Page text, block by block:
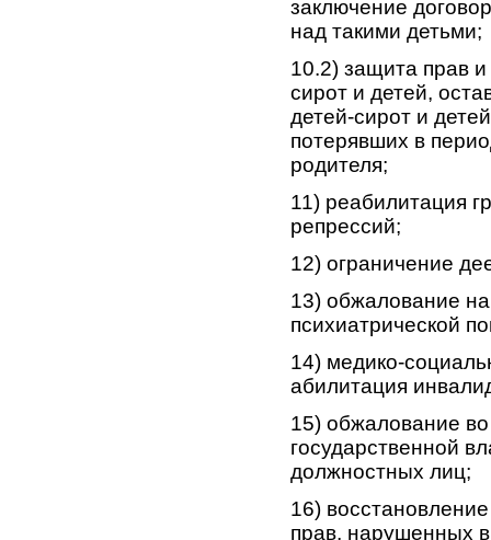
заключение
над такими детьми;
10.2) защита прав
сирот и детей,
детей-сирот и
потерявших в
родителя;
11) реабилитация
репрессий;
12) ограничение
13) обжалование
психиатрической
14) медико-
абилитация
15) обжалование
государственной
должностных лиц;
16)
прав, нарушенных